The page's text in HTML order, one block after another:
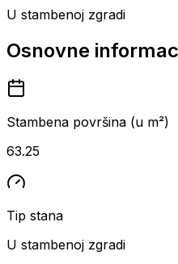
U stambenoj zgradi
Osnovne
Stambena površina (u m²)
63.25
Tip stana
U stambenoj zgradi